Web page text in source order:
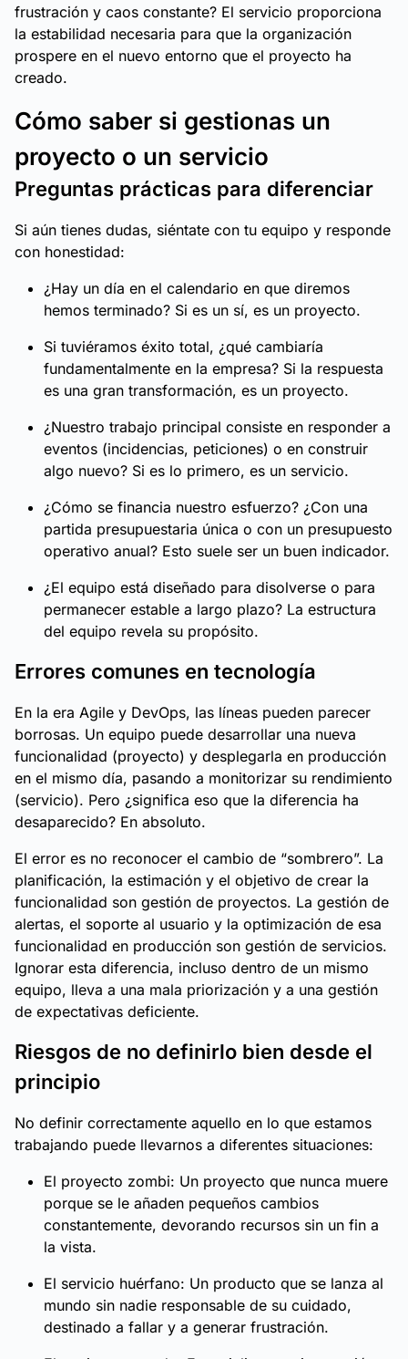
frustración y caos constante? El servicio proporciona
la estabilidad necesaria para que la organización
prospere en el nuevo entorno que el proyecto ha
creado.
Cómo saber si gestionas un
proyecto o un servicio
Preguntas prácticas para diferenciar
Si aún tienes dudas, siéntate con tu equipo y responde
con honestidad:
¿Hay un día en el calendario en que diremos
hemos terminado? Si es un sí, es un proyecto.
Si tuviéramos éxito total, ¿qué cambiaría
fundamentalmente en la empresa? Si la respuesta
es una gran transformación, es un proyecto.
¿Nuestro trabajo principal consiste en responder a
eventos (incidencias, peticiones) o en construir
algo nuevo? Si es lo primero, es un servicio.
¿Cómo se financia nuestro esfuerzo? ¿Con una
partida presupuestaria única o con un presupuesto
operativo anual? Esto suele ser un buen indicador.
¿El equipo está diseñado para disolverse o para
permanecer estable a largo plazo? La estructura
del equipo revela su propósito.
Errores comunes en tecnología
En la era Agile y DevOps, las líneas pueden parecer
borrosas. Un equipo puede desarrollar una nueva
funcionalidad (proyecto) y desplegarla en producción
en el mismo día, pasando a monitorizar su rendimiento
(servicio). Pero ¿significa eso que la diferencia ha
desaparecido? En absoluto.
El error es no reconocer el cambio de “sombrero”. La
planificación, la estimación y el objetivo de crear la
funcionalidad son gestión de proyectos. La gestión de
alertas, el soporte al usuario y la optimización de esa
funcionalidad en producción son gestión de servicios.
Ignorar esta diferencia, incluso dentro de un mismo
equipo, lleva a una mala priorización y a una gestión
de expectativas deficiente.
Riesgos de no definirlo bien desde el
principio
No definir correctamente aquello en lo que estamos
trabajando puede llevarnos a diferentes situaciones:
El proyecto zombi: Un proyecto que nunca muere
porque se le añaden pequeños cambios
constantemente, devorando recursos sin un fin a
la vista.
El servicio huérfano: Un producto que se lanza al
mundo sin nadie responsable de su cuidado,
destinado a fallar y a generar frustración.